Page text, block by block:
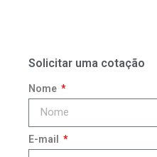
Solicitar uma cotação
Nome
E-mail